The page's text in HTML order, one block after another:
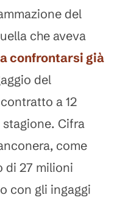
del
che aveva
a confrontarsi già
del
a 12
Cifra
come
di 27 milioni
con gli ingaggi